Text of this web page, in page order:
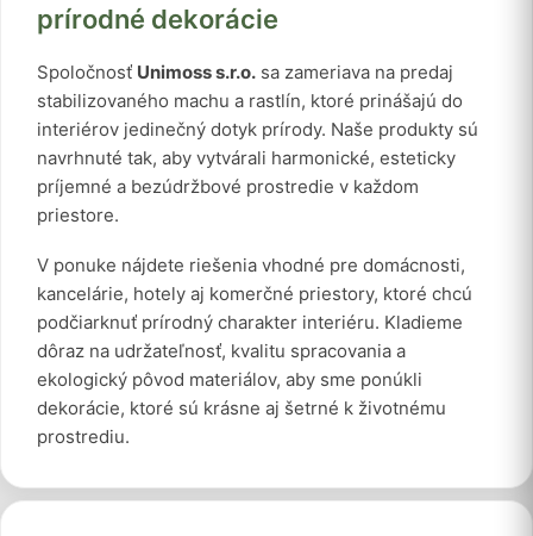
prírodné dekorácie
Spoločnosť Unimoss s.r.o. sa zameriava na predaj
stabilizovaného machu a rastlín, ktoré prinášajú do
interiérov jedinečný dotyk prírody. Naše produkty sú
navrhnuté tak, aby vytvárali harmonické, esteticky
príjemné a bezúdržbové prostredie v každom
priestore.
V ponuke nájdete riešenia vhodné pre domácnosti,
kancelárie, hotely aj komerčné priestory, ktoré chcú
podčiarknuť prírodný charakter interiéru. Kladieme
dôraz na udržateľnosť, kvalitu spracovania a
ekologický pôvod materiálov, aby sme ponúkli
dekorácie, ktoré sú krásne aj šetrné k životnému
prostrediu.